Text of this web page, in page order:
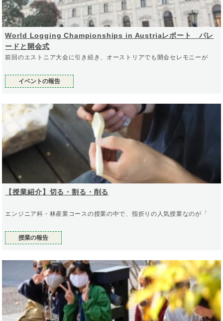
World Logging Championships in Austriaレポート パレ
ードと開会式
前回のエストニア大会に引き続き、オーストリアでも開会セレモニーが
イベントの報告
【授業紹介】切る・割る・削る
エンジニア科・林産業コースの授業の中で、指折りの人気授業なのが「
授業の報告